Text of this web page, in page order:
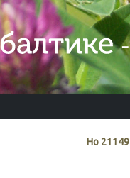
Нo 21149